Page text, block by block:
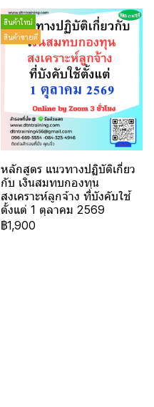
สินค้าใหม่
สินค้าขายดี
หลักสูตร แนวทางปฏิบัติเกี่ยว
กับ เงินสมทบกองทุน
สงเคราะห์ลูกจ้าง ที่บังคับใช้
ตั้งแต่ 1 ตุลาคม 2569
฿1,900